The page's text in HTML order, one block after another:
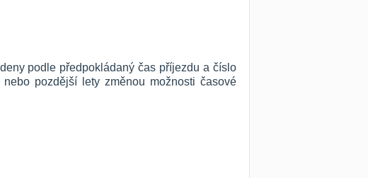
podle předpokládaný čas příjezdu a číslo
pozdější lety změnou možnosti časové